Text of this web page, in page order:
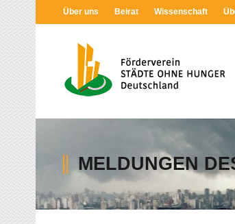
Über uns Beirat Wissenschaft
MELDUNGEN